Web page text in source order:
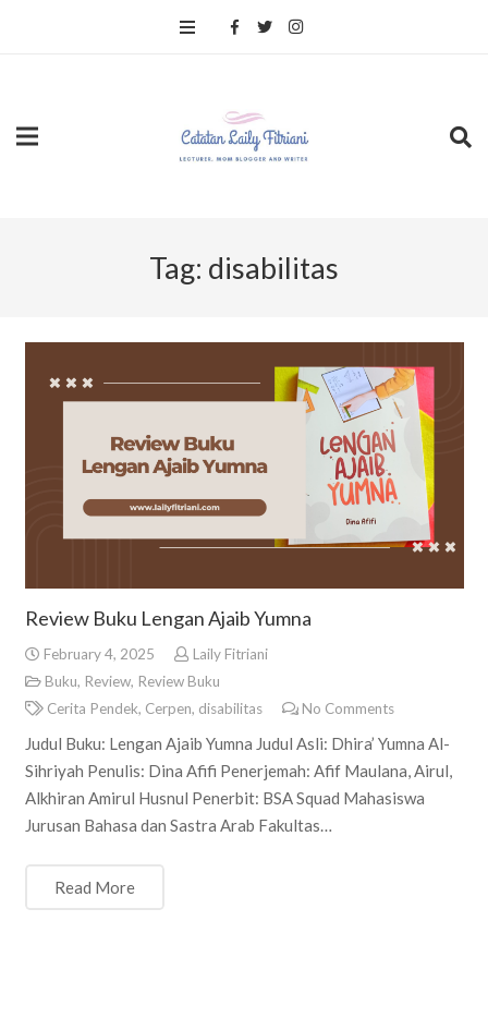
Tag: disabilitas
Review Buku Lengan Ajaib Yumna
February 4, 2025
Laily Fitriani
Buku, Review, Review Buku
Cerita Pendek, Cerpen, disabilitas No Comments
Judul Buku: Lengan Ajaib Yumna Judul Asli: Dhira’ Yumna Al-
Sihriyah Penulis: Dina Afifi Penerjemah: Afif Maulana, Airul,
Alkhiran Amirul Husnul Penerbit: BSA Squad Mahasiswa
Jurusan Bahasa dan Sastra Arab Fakultas…
Read More